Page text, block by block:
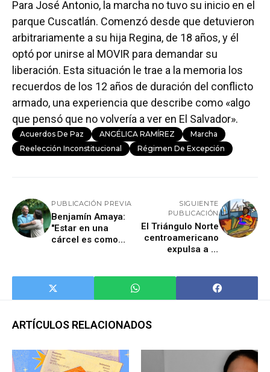
Para José Antonio, la marcha no tuvo su inicio en el
parque Cuscatlán. Comenzó desde que detuvieron
arbitrariamente a su hija Regina, de 18 años, y él
optó por unirse al MOVIR para demandar su
liberación. Esta situación le trae a la memoria los
recuerdos de los 12 años de duración del conflicto
armado, una experiencia que describe como «algo
que pensó que no volvería a ver en El Salvador».
Acuerdos De Paz ANGÉLICA RAMÍREZ
Marcha
Reelección Inconstitucional
Régimen De Excepción
PUBLICACIÓN PREVIA
Benjamín Amaya:
"Estar en una
cárcel es como
SIGUIENTE
PUBLICACIÓN
​El Triángulo Norte
centroamericano
expulsa a la
ARTÍCULOS RELACIONADOS